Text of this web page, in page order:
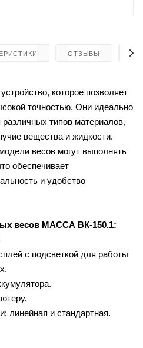
ОТЗЫВЫ
которое позволяет
точностью. Они идеально
типов материалов,
вещества и жидкости.
весов могут выполнять
обеспечивает
и удобство
весов МАССА ВК-150.1:
с подсветкой для работы
линейная и стандартная.